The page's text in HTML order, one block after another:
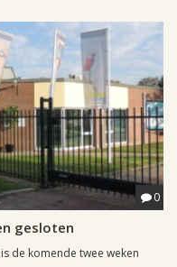
0
gesloten
de komende twee weken